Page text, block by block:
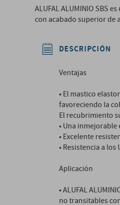
ALUFAL ALUMINIO SBS
con acabado superior de
DESCRIPCIÓN
Ventajas
• El mastico
favoreciendo la
El recubrimiento
• Una
• Excelente
• Resistencia a los
Aplicación
• ALUFAL
no transitables